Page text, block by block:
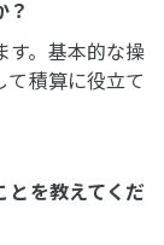
？
す。基本的な操
て積算に役立て
とを教えてくだ